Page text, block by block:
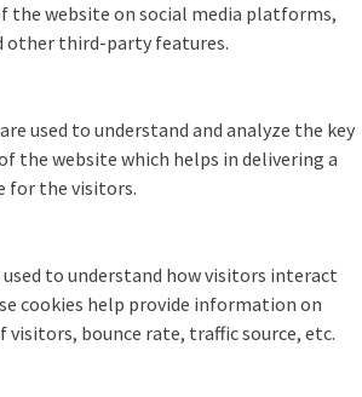
the website on social media platforms,
other third-party features.
used to understand and analyze the key
the website which helps in delivering a
for the visitors.
to understand how visitors interact
cookies help provide information on
bounce rate, traffic source, etc.